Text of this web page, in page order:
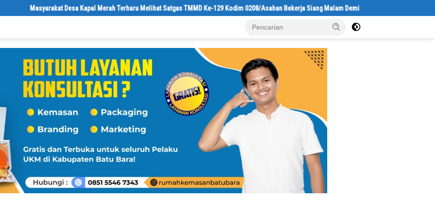
Masyarakat Desa Kapal Merah Terharu Melihat Satgas TMMD Ke-129 Kodim 0208/Asahan Bekerja Siang Malam Demi Renovasi Mushollah Al Maghribi